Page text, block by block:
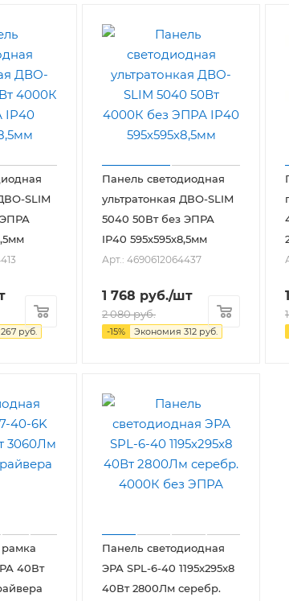
SLIM
ЭПРА
267 руб.
Панель светодиодная
ультратонкая ДВО-SLIM
5040 50Вт без ЭПРА
IP40 595х595х8,5мм
Арт.: 4690612064437
1 768 руб./шт
2 080руб.
-15% Экономия 312 руб.
40Вт
Панель светодиодная
ЭРА SPL-6-40 1195x295x8
40Вт 2800Лм серебр.